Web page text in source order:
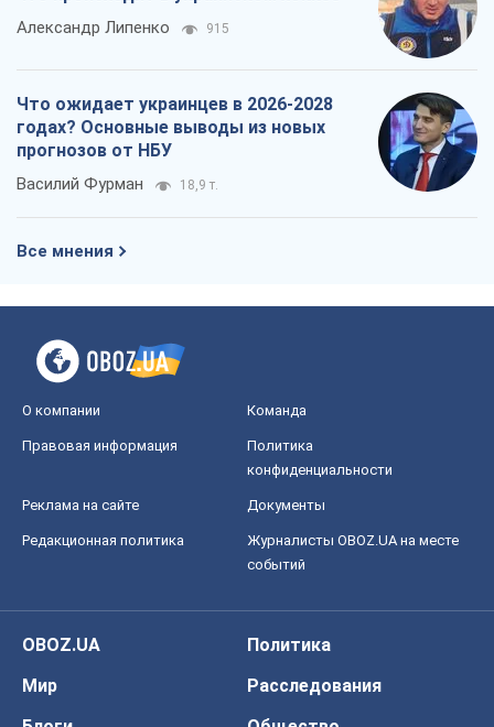
Александр Липенко 915
Что ожидает украинцев в 2026-2028
годах? Основные выводы из новых
прогнозов от НБУ
Василий Фурман 18,9 т.
Все мнения
О компании Команда
Правовая информация
Политика
конфиденциальности
Реклама на сайте Документы
Редакционная политика
Журналисты OBOZ.UA на месте
событий
OBOZ.UA
Политика
Мир
Расследования